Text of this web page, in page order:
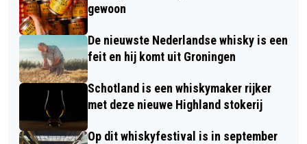
gewoon
De nieuwste Nederlandse whisky is een
feit en hij komt uit Groningen
Schotland is een whiskymaker rijker
met deze nieuwe Highland stokerij
Op dit whiskyfestival is in september